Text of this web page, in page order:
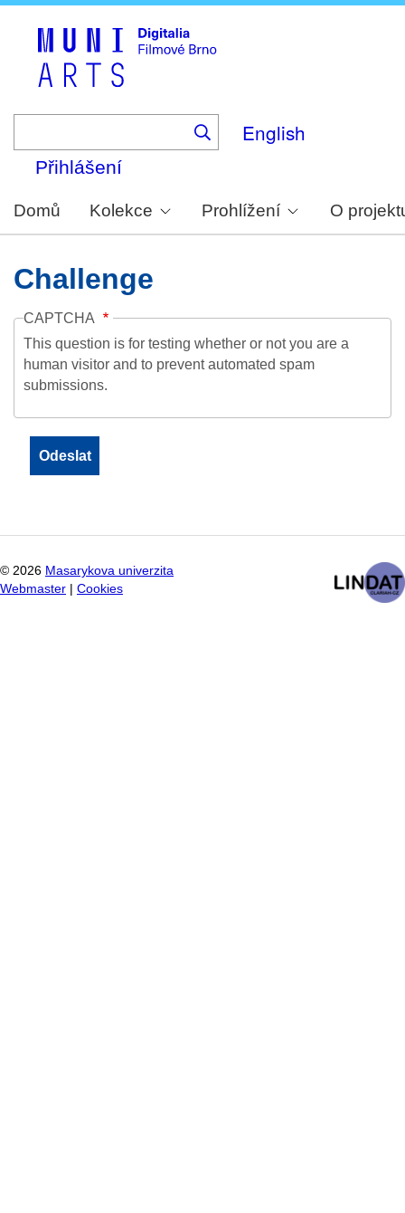
English
Přihlášení
Domů Kolekce Prohlížení O
Challenge
CAPTCHA
This question is for testing whether or not you are a
human visitor and to prevent automated spam
submissions.
© 2026 Masarykova univerzita
Webmaster
Cookies